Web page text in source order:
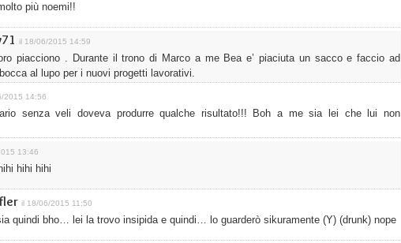
più noemi!!
il 18/06/2015 14:59
piacciono . Durante il trono di Marco a me Bea e’ piaciuta un sacco e faccio ad
al lupo per i nuovi progetti lavorativi.
2015 14:56
senza veli doveva produrre qualche risultato!!! Boh a me sia lei che lui non
13:46
hihi hihi
il 18/06/2015 11:50
quindi bho… lei la trovo insipida e quindi… lo guarderò sikuramente (Y) (drunk) nope